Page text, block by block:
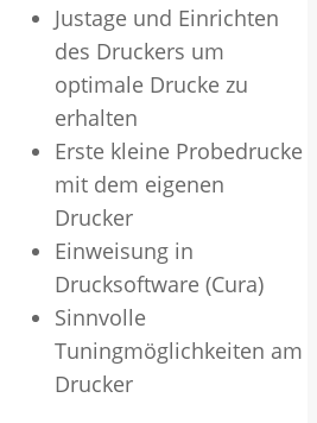
Justage und Einrichten
des Druckers um
optimale Drucke zu
erhalten
Erste kleine Probedrucke
mit dem eigenen
Drucker
Einweisung in
Drucksoftware (Cura)
Sinnvolle
Tuningmöglichkeiten am
Drucker